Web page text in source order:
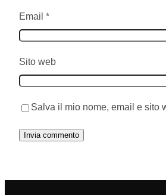
Email *
Sito web
Salva il mio nome, email e sito